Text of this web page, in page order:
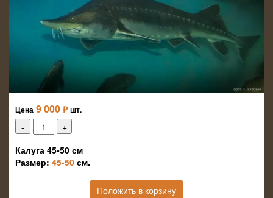
Цена 9 000 ₽ шт.
Калуга 45-50 см
Размер: 45-50 см.
Положить в корзину